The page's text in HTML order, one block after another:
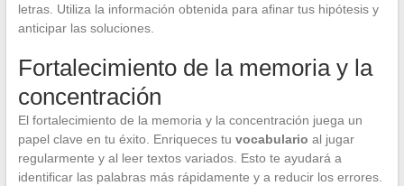
letras. Utiliza la información obtenida para afinar tus hipótesis y
anticipar las soluciones.
Fortalecimiento de la memoria y la
concentración
El fortalecimiento de la memoria y la concentración juega un
papel clave en tu éxito. Enriqueces tu vocabulario al jugar
regularmente y al leer textos variados. Esto te ayudará a
identificar las palabras más rápidamente y a reducir los errores.